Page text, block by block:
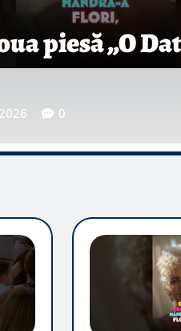
Katiusha
(Music Video
7, 2026